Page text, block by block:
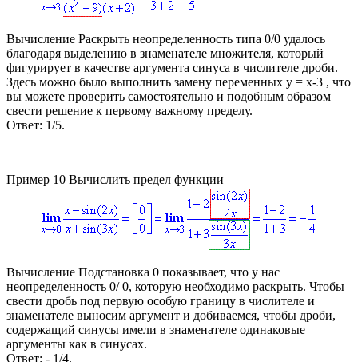
Вычисление Раскрыть неопределенность типа 0/0 удалось
благодаря выделению в знаменателе множителя, который
фигурирует в качестве аргумента синуса в числителе дроби.
Здесь можно было выполнить замену переменных y = x-3 , что
вы можете проверить самостоятельно и подобным образом
свести решение к первому важному пределу.
Ответ: 1/5.
Пример 10 Вычислить предел функции
Вычисление Подстановка 0 показывает, что у нас
неопределенность 0/ 0, которую необходимо раскрыть. Чтобы
свести дробь под первую особую границу в числителе и
знаменателе выносим аргумент и добиваемся, чтобы дроби,
содержащий синусы имели в знаменателе одинаковые
аргументы как в синусах.
Ответ: - 1/4.